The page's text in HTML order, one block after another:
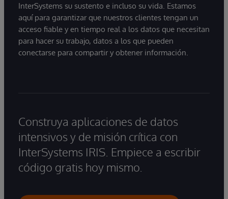
InterSystems su sustento e incluso su vida. Estamos
aquí para garantizar que nuestros clientes tengan un
acceso fiable y en tiempo real a los datos que necesitan
para hacer su trabajo, datos a los que pueden
conectarse para compartir y obtener información.
Construya aplicaciones de datos
intensivos y de misión crítica con
InterSystems IRIS. Empiece a escribir
código gratis hoy mismo.